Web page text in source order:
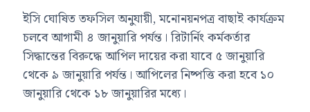
ইসি ঘোষিত তফসিল অনুযায়ী, মনোনয়নপত্র বাছাই কার্যক্রম
চলবে আগামী ৪ জানুয়ারি পর্যন্ত। রিটার্নিং কর্মকর্তার
সিদ্ধান্তের বিরুদ্ধে আপিল দায়ের করা যাবে ৫ জানুয়ারি
থেকে ৯ জানুয়ারি পর্যন্ত। আপিলের নিষ্পত্তি করা হবে ১০
জানুয়ারি থেকে ১৮ জানুয়ারির মধ্যে।